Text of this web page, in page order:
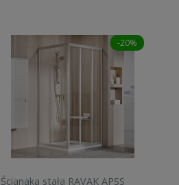
-20%
Ścianaka stała RAVAK APSS